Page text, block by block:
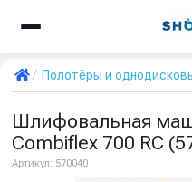
Полотёры и
Шлифовальная
Combiflex 700 RC
Артикул: 570040